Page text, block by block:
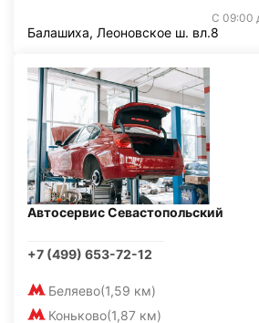
С 09:00
Балашиха, Леоновское ш. вл.8
Автосервис Севастопольский
+7 (499) 653-72-12
Беляево(1,59 км)
Коньково(1,87 км)